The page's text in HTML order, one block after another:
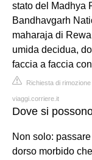
stato del Madhya
Bandhavgarh
maharaja di
umida decidua,
faccia a faccia
Richiesta di
viaggi.corriere.it
Dove si
Non solo:
dorso morbido